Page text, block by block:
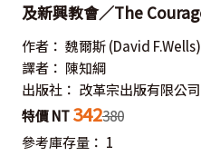
及新興教會／The
作者： 魏爾斯 (David F.Wells)
譯者： 陳知綱
出版社： 改革宗出版有限公司
特價 NT 342380
參考庫存量： 1